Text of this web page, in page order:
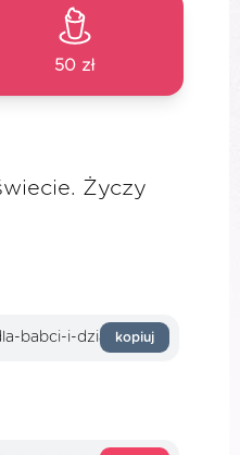
50 zł
Życzy
kopiuj